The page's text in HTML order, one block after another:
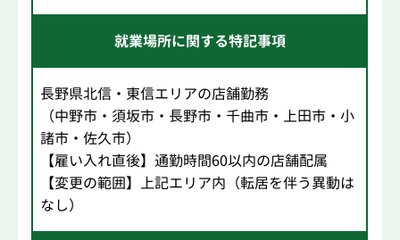
就業場所に関する特記事項
長野県北信・東信エリアの店舗勤務
（中野市・須坂市・長野市・千曲市・上田市・小
諸市・佐久市）
【雇い入れ直後】通勤時間60以内の店舗配属
【変更の範囲】上記エリア内（転居を伴う異動は
なし）